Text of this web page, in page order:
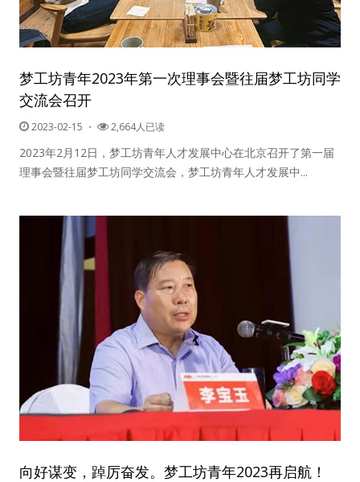
梦工坊青年2023年第一次理事会暨往届梦工坊同学
交流会召开
2023-02-15 ・ 2,664人已读
2023年2月12日，梦工坊青年人才发展中心在北京召开了第一届
理事会暨往届梦工坊同学交流会，梦工坊青年人才发展中...
向好谋变，踔厉奋发。梦工坊青年2023再启航！